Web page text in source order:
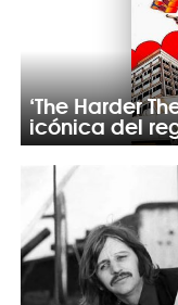
‘The Harder
icónica del